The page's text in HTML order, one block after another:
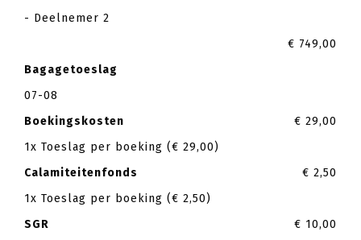
- Deelnemer 2
€ 749,00
Bagagetoeslag
07-08
Boekingskosten
€ 29,00
1x Toeslag per boeking (€ 29,00)
Calamiteitenfonds
€ 2,50
1x Toeslag per boeking (€ 2,50)
SGR
€ 10,00